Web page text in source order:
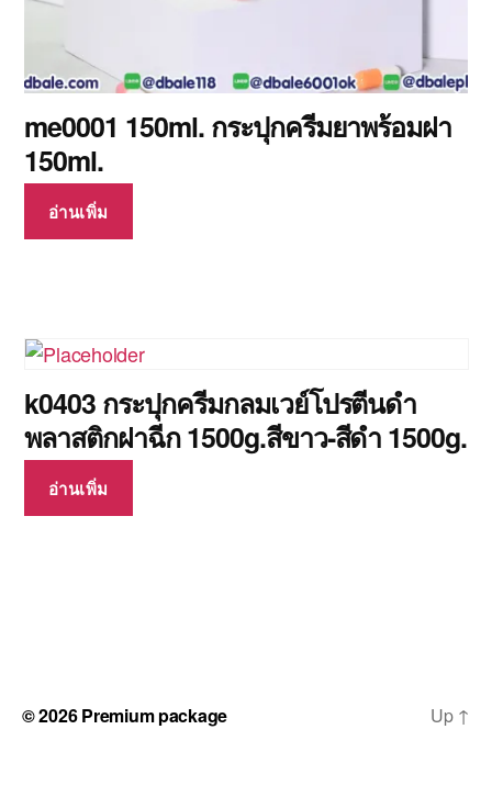
me0001 150ml. กระปุกครีมยาพร้อมฝา
150ml.
อ่านเพิ่ม
k0403 กระปุกครีมกลมเวย์โปรตีนดำ
พลาสติกฝาฉีก 1500g.สีขาว-สีดำ 1500g.
อ่านเพิ่ม
© 2026Premium package Up ↑